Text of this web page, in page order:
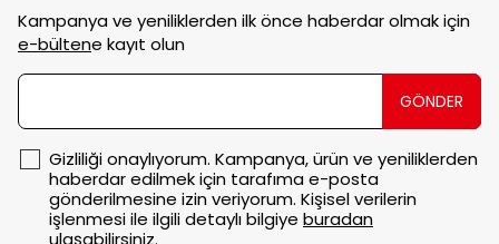
Kampanya ve yeniliklerden ilk önce haberdar olmak için
e-bültene kayıt olun
GÖNDER
Gizliliği onaylıyorum. Kampanya, ürün ve yeniliklerden
haberdar edilmek için tarafıma e-posta
gönderilmesine izin veriyorum. Kişisel verilerin
işlenmesi ile ilgili detaylı bilgiye buradan
ulaşabilirsiniz.